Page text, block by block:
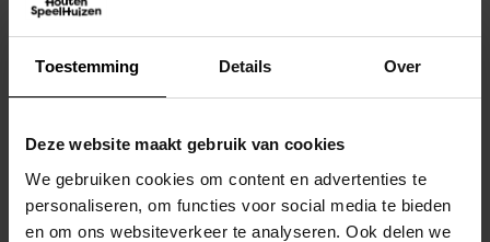
Toestemming Details Over
Deze website maakt gebruik van cookies
We gebruiken cookies om content en advertenties te
personaliseren, om functies voor social media te bieden
en om ons websiteverkeer te analyseren. Ook delen we